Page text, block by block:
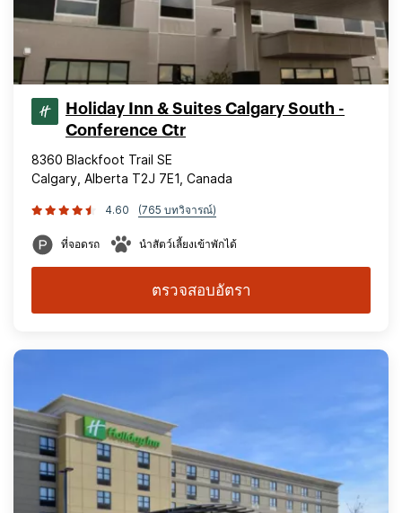
Holiday Inn & Suites Calgary South -
Conference Ctr
8360 Blackfoot Trail SE
Calgary, Alberta T2J 7E1, Canada
4.60 (765 บทวิจารณ์)
ที่จอดรถ นำสัตว์เลี้ยงเข้าพักได้
ตรวจสอบอัตรา